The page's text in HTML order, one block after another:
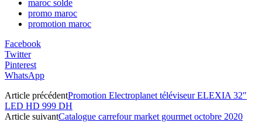
maroc solde
promo maroc
promotion maroc
Facebook
Twitter
Pinterest
WhatsApp
Article précédentPromotion Electroplanet téléviseur ELEXIA 32″
LED HD 999 DH
Article suivantCatalogue carrefour market gourmet octobre 2020